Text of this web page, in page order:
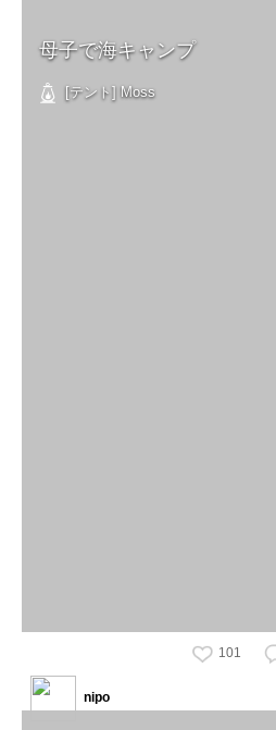
母子で海キャンプ
[テント] Moss
101
nipo